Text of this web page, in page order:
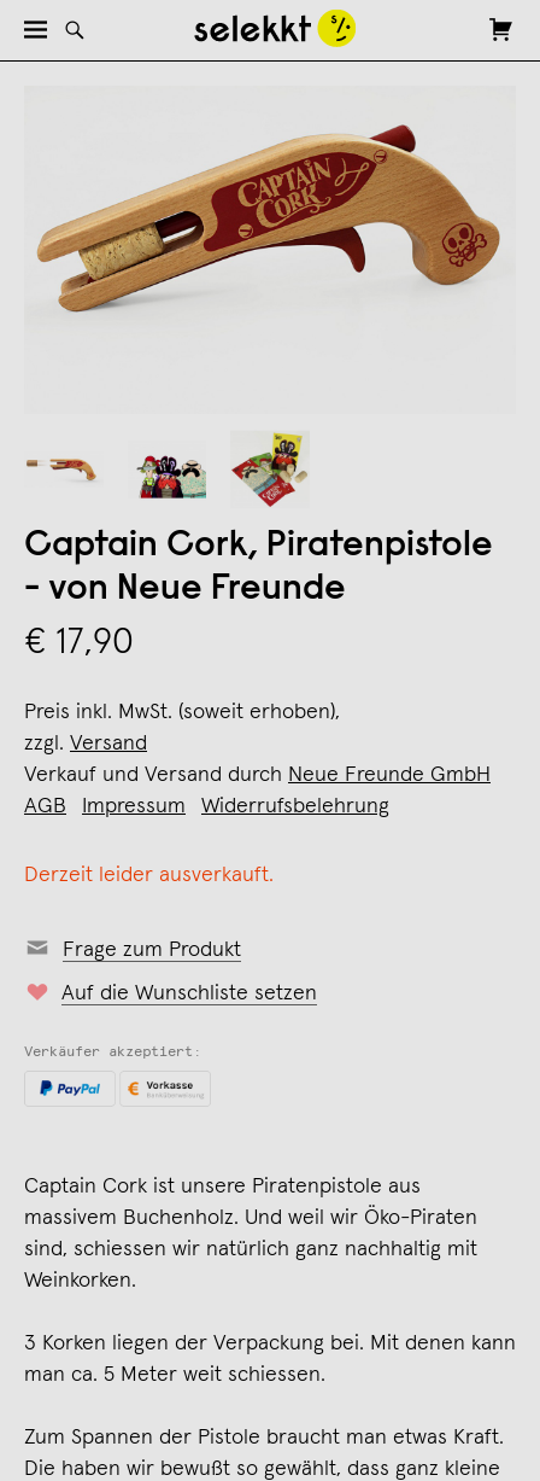
Captain Cork, Piratenpistole
- von Neue Freunde
€ 17,90
Preis inkl. MwSt. (soweit erhoben),
zzgl. Versand
Verkauf und Versand durch Neue Freunde GmbH
AGB
Impressum Widerrufsbelehrung
Derzeit leider ausverkauft.
Frage zum Produkt
Auf die Wunschliste setzen
Verkäufer akzeptiert:
Captain Cork ist unsere Piratenpistole aus
massivem Buchenholz. Und weil wir Öko-Piraten
sind, schiessen wir natürlich ganz nachhaltig mit
Weinkorken.
3 Korken liegen der Verpackung bei. Mit denen kann
man ca. 5 Meter weit schiessen.
Zum Spannen der Pistole braucht man etwas Kraft.
Die haben wir bewußt so gewählt, dass ganz kleine